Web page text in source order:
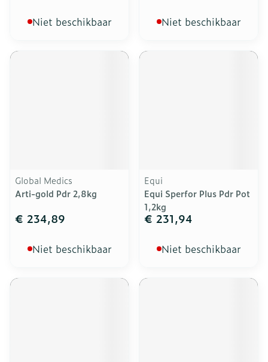
Niet beschikbaar Niet beschikbaar
Global Medics
Arti-gold Pdr 2,8kg
€ 234,89
Niet beschikbaar
Equi
Equi Sperfor Plus Pdr Pot
1,2kg
€ 231,94
Niet beschikbaar